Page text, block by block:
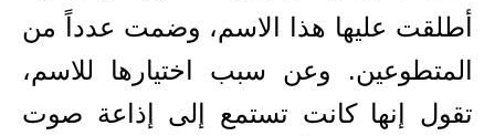
أطلقت عليها هذا الاسم، وضمت عدداً من
المتطوعين. وعن سبب اختيارها للاسم،
تقول إنها كانت تستمع إلى إذاعة صوت